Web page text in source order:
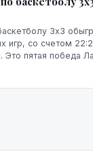
3х3
игр, со счетом
Это пятая победа